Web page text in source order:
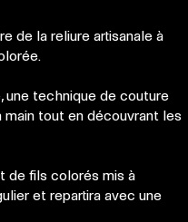
de la reliure artisanale à
une technique de couture
main tout en découvrant les
de fils colorés mis à
et repartira avec une